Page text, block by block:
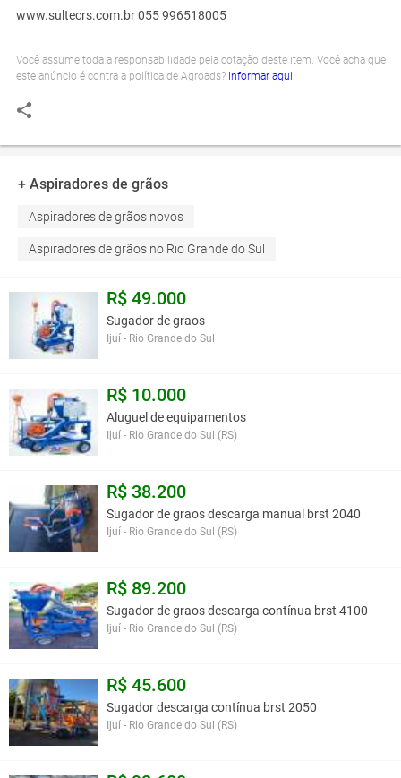
www.sultecrs.com.br 055 996518005
Você assume toda a responsabilidade pela cotação deste item. Você acha que
este anúncio é contra a política de Agroads? Informar aqui
+ Aspiradores de grãos
Aspiradores de grãos novos
Aspiradores de grãos no Rio Grande do Sul
R$ 49.000
Sugador de graos
Ijuí - Rio Grande do Sul
R$ 10.000
Aluguel de equipamentos
Ijuí - Rio Grande do Sul (RS)
R$ 38.200
Sugador de graos descarga manual brst 2040
Ijuí - Rio Grande do Sul (RS)
R$ 89.200
Sugador de graos descarga contínua brst 4100
Ijuí - Rio Grande do Sul (RS)
R$ 45.600
Sugador descarga contínua brst 2050
Ijuí - Rio Grande do Sul (RS)